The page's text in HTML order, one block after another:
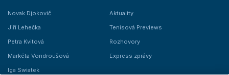
Novak Djokovič
Jiří Lehečka
Petra Kvitová
Markéta Vondroušová
Iga Swiatek
Aktuality
Tenisová Previews
Rozhovory
Express zprávy